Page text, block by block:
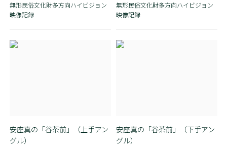
無形民俗文化財多方向ハイビジョン
映像記録
無形民俗文化財多方向ハイビジョン
映像記録
安座真の「谷茶前」（上手アン
グル）
安座真の「谷茶前」（下手アン
グル）